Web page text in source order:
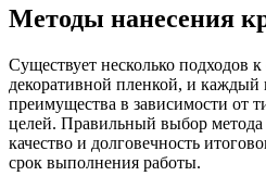
Методы нанесения
Существует несколько подходов
декоративной пленкой, и каждый
преимущества в зависимости от
целей. Правильный выбор метода
качество и долговечность
срок выполнения работы.